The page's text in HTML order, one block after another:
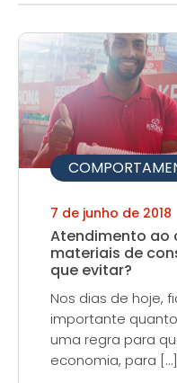
7 de junho de 2018
Atendimento ao
materiais de
que evitar?
Nos dias de hoje,
importante
uma regra para
economia, para […]